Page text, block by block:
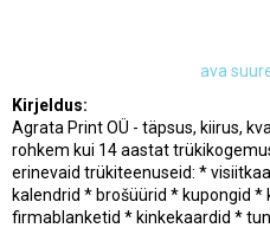
ava
Kirjeldus:
Agrata Print OÜ - täpsus, kiirus,
rohkem kui 14 aastat
erinevaid trükiteenuseid: *
kalendrid * brošüürid * kupongid
firmablanketid * kinkekaardid *